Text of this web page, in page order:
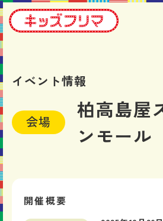
イベント情報
会場
柏高島屋
ンモール
開催概要